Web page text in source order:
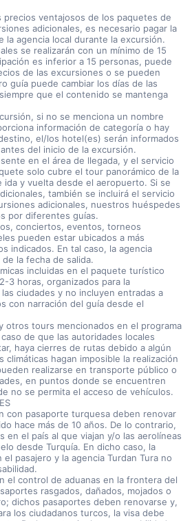
precios ventajosos de los paquetes de
adicionales, es necesario pagar la
la agencia local durante la excursión.
se realizarán con un mínimo de 15
es inferior a 15 personas, puede
de las excursiones o se pueden
guía puede cambiar los días de las
que el contenido se mantenga
si no se menciona un nombre
información de categoría o hay
el/los hotel(es) serán informados
del inicio de la excursión.
en el área de llegada, y el servicio
solo cubre el tour panorámico de la
y vuelta desde el aeropuerto. Si se
también se incluirá el servicio
adicionales, nuestros huéspedes
por diferentes guías.
conciertos, eventos, torneos
pueden estar ubicados a más
indicados. En tal caso, la agencia
la fecha de salida.
incluidas en el paquete turístico
3 horas, organizados para la
ciudades y no incluyen entradas a
con narración del guía desde el
otros tours mencionados en el programa
de que las autoridades locales
haya cierres de rutas debido a algún
climáticas hagan imposible la realización
realizarse en transporte público o
en puntos donde se encuentren
no se permita el acceso de vehículos.
con pasaporte turquesa deben renovar
hace más de 10 años. De lo contrario,
en el país al que viajan y/o las aerolíneas
desde Turquía. En dicho caso, la
pasajero y la agencia Turdan Tura no
el control de aduanas en la frontera del
rasgados, dañados, mojados o
dichos pasaportes deben renovarse y,
los ciudadanos turcos, la visa debe